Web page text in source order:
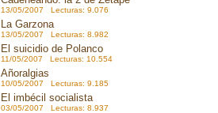
13/05/2007 Lecturas: 9.076
La Garzona
13/05/2007 Lecturas: 8.982
El suicidio de Polanco
11/05/2007 Lecturas: 10.554
Añoralgias
10/05/2007 Lecturas: 9.185
El imbécil socialista
03/05/2007 Lecturas: 8.937